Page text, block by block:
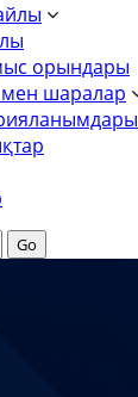
орындары
шаралар